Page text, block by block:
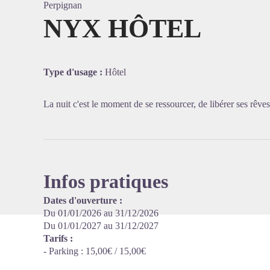
Perpignan
NYX HÔTEL
Type d'usage : Hôtel
La nuit c'est le moment de se ressourcer, de libérer ses
Infos pratiques
Dates d'ouverture :
Du 01/01/2026 au 31/12/2026
Du 01/01/2027 au 31/12/2027
Tarifs :
- Parking : 15,00€ / 15,00€